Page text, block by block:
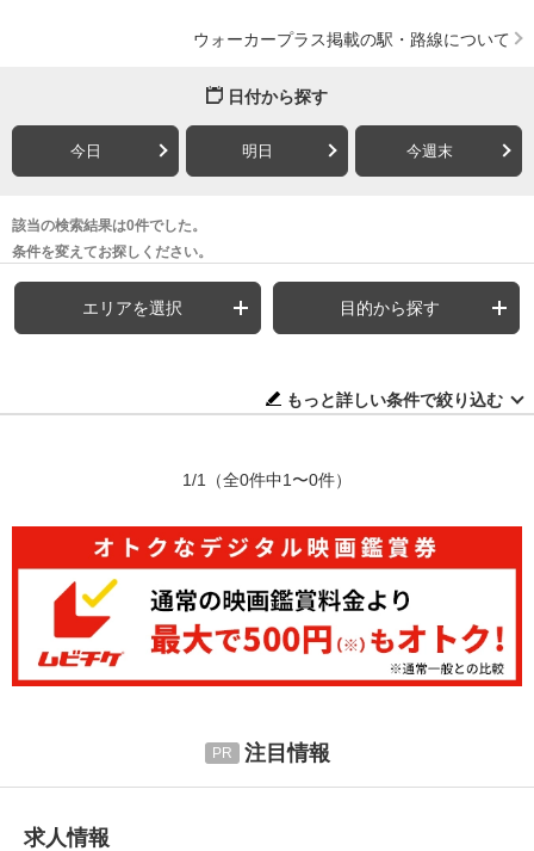
ウォーカープラス掲載の駅・路線について
日付から探す
今日 明日 今週末
該当の検索結果は0件でした。
条件を変えてお探しください。
エリアを選択 目的から探す
もっと詳しい条件で絞り込む
1/1 （全0件中1〜0件）
注目情報
求人情報